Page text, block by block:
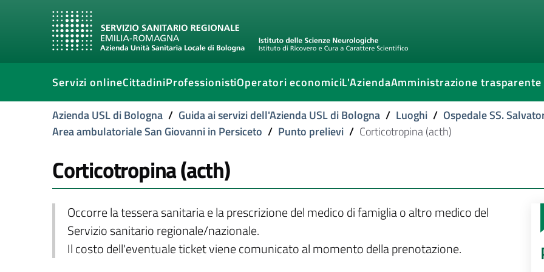
Servizi onlineCittadiniProfessionistiOperatori economiciL'AziendaAmministrazione trasparente
Azienda USL di Bologna / Guida ai servizi dell'Azienda USL di Bologna / Luoghi / Ospedale SS.
Area ambulatoriale San Giovanni in Persiceto / Punto prelievi / Corticotropina (acth)
Corticotropina (acth)
Occorre la tessera sanitaria e la prescrizione del medico di famiglia o altro medico del
Servizio sanitario regionale/nazionale.
Il costo dell'eventuale ticket viene comunicato al momento della prenotazione.